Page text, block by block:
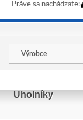
Práve sa nachádzate:
Výrobce
Uholníky